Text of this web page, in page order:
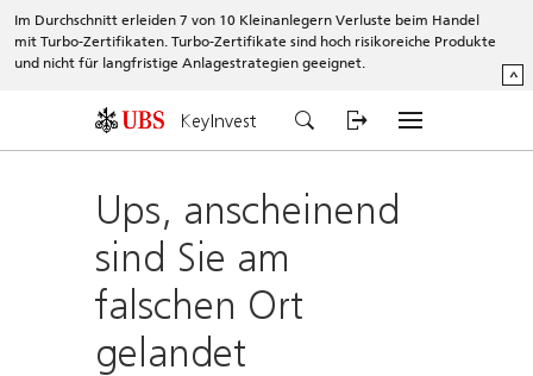
Im Durchschnitt erleiden 7 von 10 Kleinanlegern Verluste beim Handel
mit Turbo-Zertifikaten. Turbo-Zertifikate sind hoch risikoreiche Produkte
und nicht für langfristige Anlagestrategien geeignet.
^
KeyInvest
Ups, anscheinend
sind Sie am
falschen Ort
gelandet